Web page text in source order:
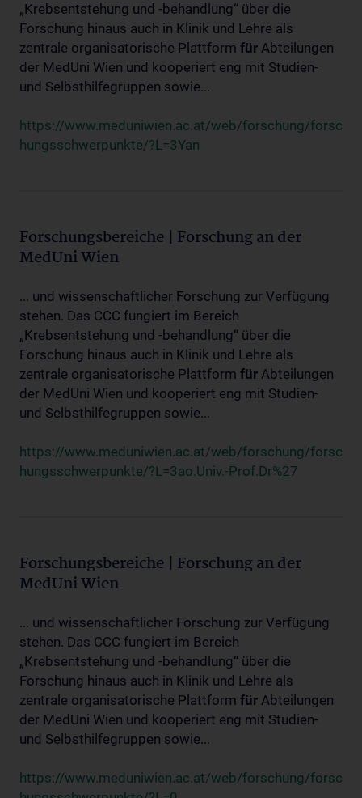
„Krebsentstehung und -behandlung“ über die
Forschung hinaus auch in Klinik und Lehre als
zentrale organisatorische Plattform für Abteilungen
der MedUni Wien und kooperiert eng mit Studien-
und Selbsthilfegruppen sowie...
https://www.meduniwien.ac.at/web/forschung/forsc
hungsschwerpunkte/?L=3Yan
Forschungsbereiche | Forschung an der
MedUni Wien
... und wissenschaftlicher Forschung zur Verfügung
stehen. Das CCC fungiert im Bereich
„Krebsentstehung und -behandlung“ über die
Forschung hinaus auch in Klinik und Lehre als
zentrale organisatorische Plattform für Abteilungen
der MedUni Wien und kooperiert eng mit Studien-
und Selbsthilfegruppen sowie...
https://www.meduniwien.ac.at/web/forschung/forsc
hungsschwerpunkte/?L=3ao.Univ.-Prof.Dr%27
Forschungsbereiche | Forschung an der
MedUni Wien
... und wissenschaftlicher Forschung zur Verfügung
stehen. Das CCC fungiert im Bereich
„Krebsentstehung und -behandlung“ über die
Forschung hinaus auch in Klinik und Lehre als
zentrale organisatorische Plattform für Abteilungen
der MedUni Wien und kooperiert eng mit Studien-
und Selbsthilfegruppen sowie...
https://www.meduniwien.ac.at/web/forschung/forsc